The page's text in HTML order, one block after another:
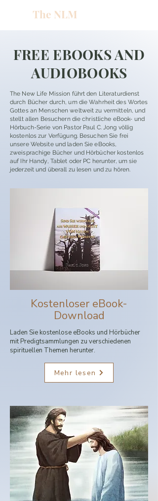
T
H
E
N
E
W
L
I
F
E
.
O
R
G
The NLM
FREE EBOOKS AND
AUDIOBOOKS
The New Life Mission führt den Literaturdienst
durch Bücher durch, um die Wahrheit des Wortes
Gottes an Menschen weltweit zu vermitteln, und
stellt allen Besuchern die christliche eBook- und
Hörbuch-Serie von Pastor Paul C. Jong völlig
kostenlos zur Verfügung. Besuchen Sie frei
unsere Website und laden Sie eBooks,
zweisprachige Bücher und Hörbücher kostenlos
auf Ihr Handy, Tablet oder PC herunter, um sie
jederzeit und überall zu lesen und zu hören.
Kostenloser eBook-
Download
Laden Sie kostenlose eBooks und Hörbücher
mit Predigtsammlungen zu verschiedenen
spirituellen Themen herunter.
Mehr lesen